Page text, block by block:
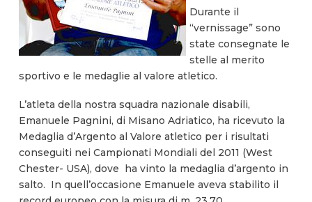
Durante il
“vernissage” sono
state consegnate le
stelle al merito
sportivo e le medaglie al valore atletico.
L’atleta della nostra squadra nazionale disabili,
Emanuele Pagnini, di Misano Adriatico, ha ricevuto la
Medaglia d’Argento al Valore atletico per i risultati
conseguiti nei Campionati Mondiali del 2011 (West
Chester- USA), dove ha vinto la medaglia d’argento in
salto. In quell’occasione Emanuele aveva stabilito il